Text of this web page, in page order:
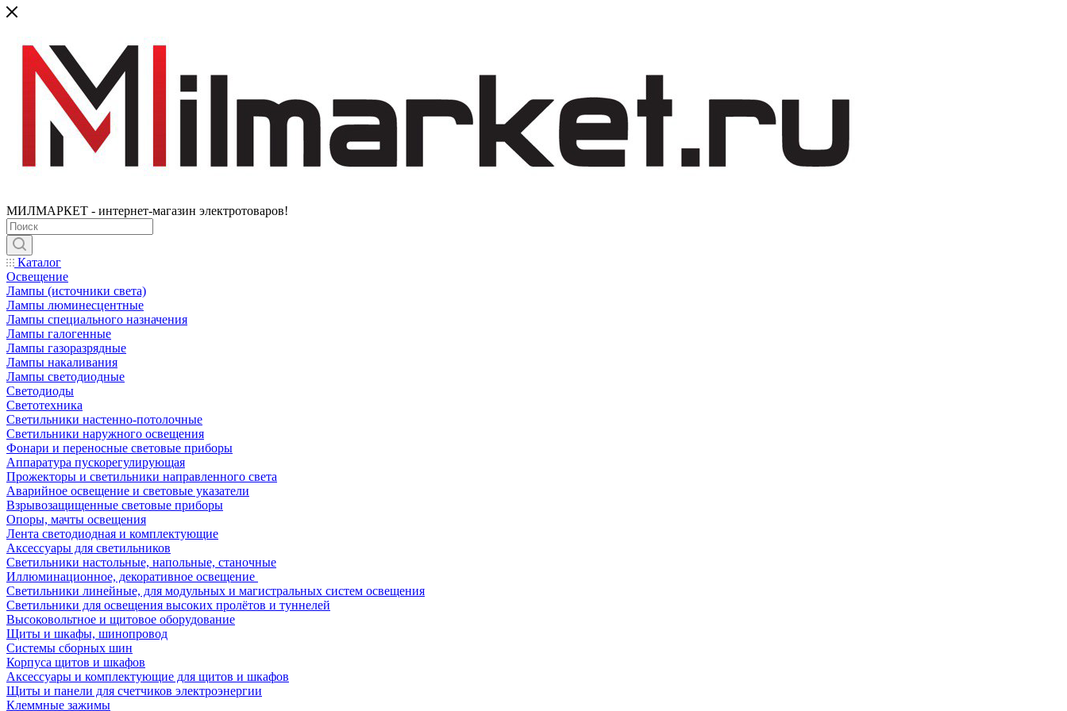
МИЛМАРКЕТ - интернет-магазин электротоваров!
Каталог
Освещение
Лампы (источники света)
Лампы люминесцентные
Лампы специального назначения
Лампы галогенные
Лампы газоразрядные
Лампы накаливания
Лампы светодиодные
Светодиоды
Светотехника
Светильники настенно-потолочные
Светильники наружного освещения
Фонари и переносные световые приборы
Аппаратура пускорегулирующая
Прожекторы и светильники направленного света
Аварийное освещение и световые указатели
Взрывозащищенные световые приборы
Опоры, мачты освещения
Лента светодиодная и комплектующие
Аксессуары для светильников
Светильники настольные, напольные, станочные
Иллюминационное, декоративное освещение
Светильники линейные, для модульных и магистральных систем освещения
Светильники для освещения высоких пролётов и туннелей
Высоковольтное и щитовое оборудование
Щиты и шкафы, шинопровод
Системы сборных шин
Корпуса щитов и шкафов
Аксессуары и комплектующие для щитов и шкафов
Щиты и панели для счетчиков электроэнергии
Клеммные зажимы